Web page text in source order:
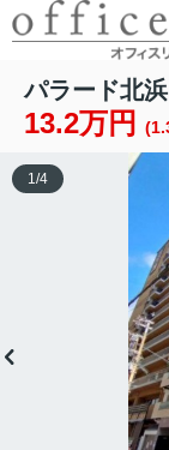
パラード北浜
13.2万円
1/4